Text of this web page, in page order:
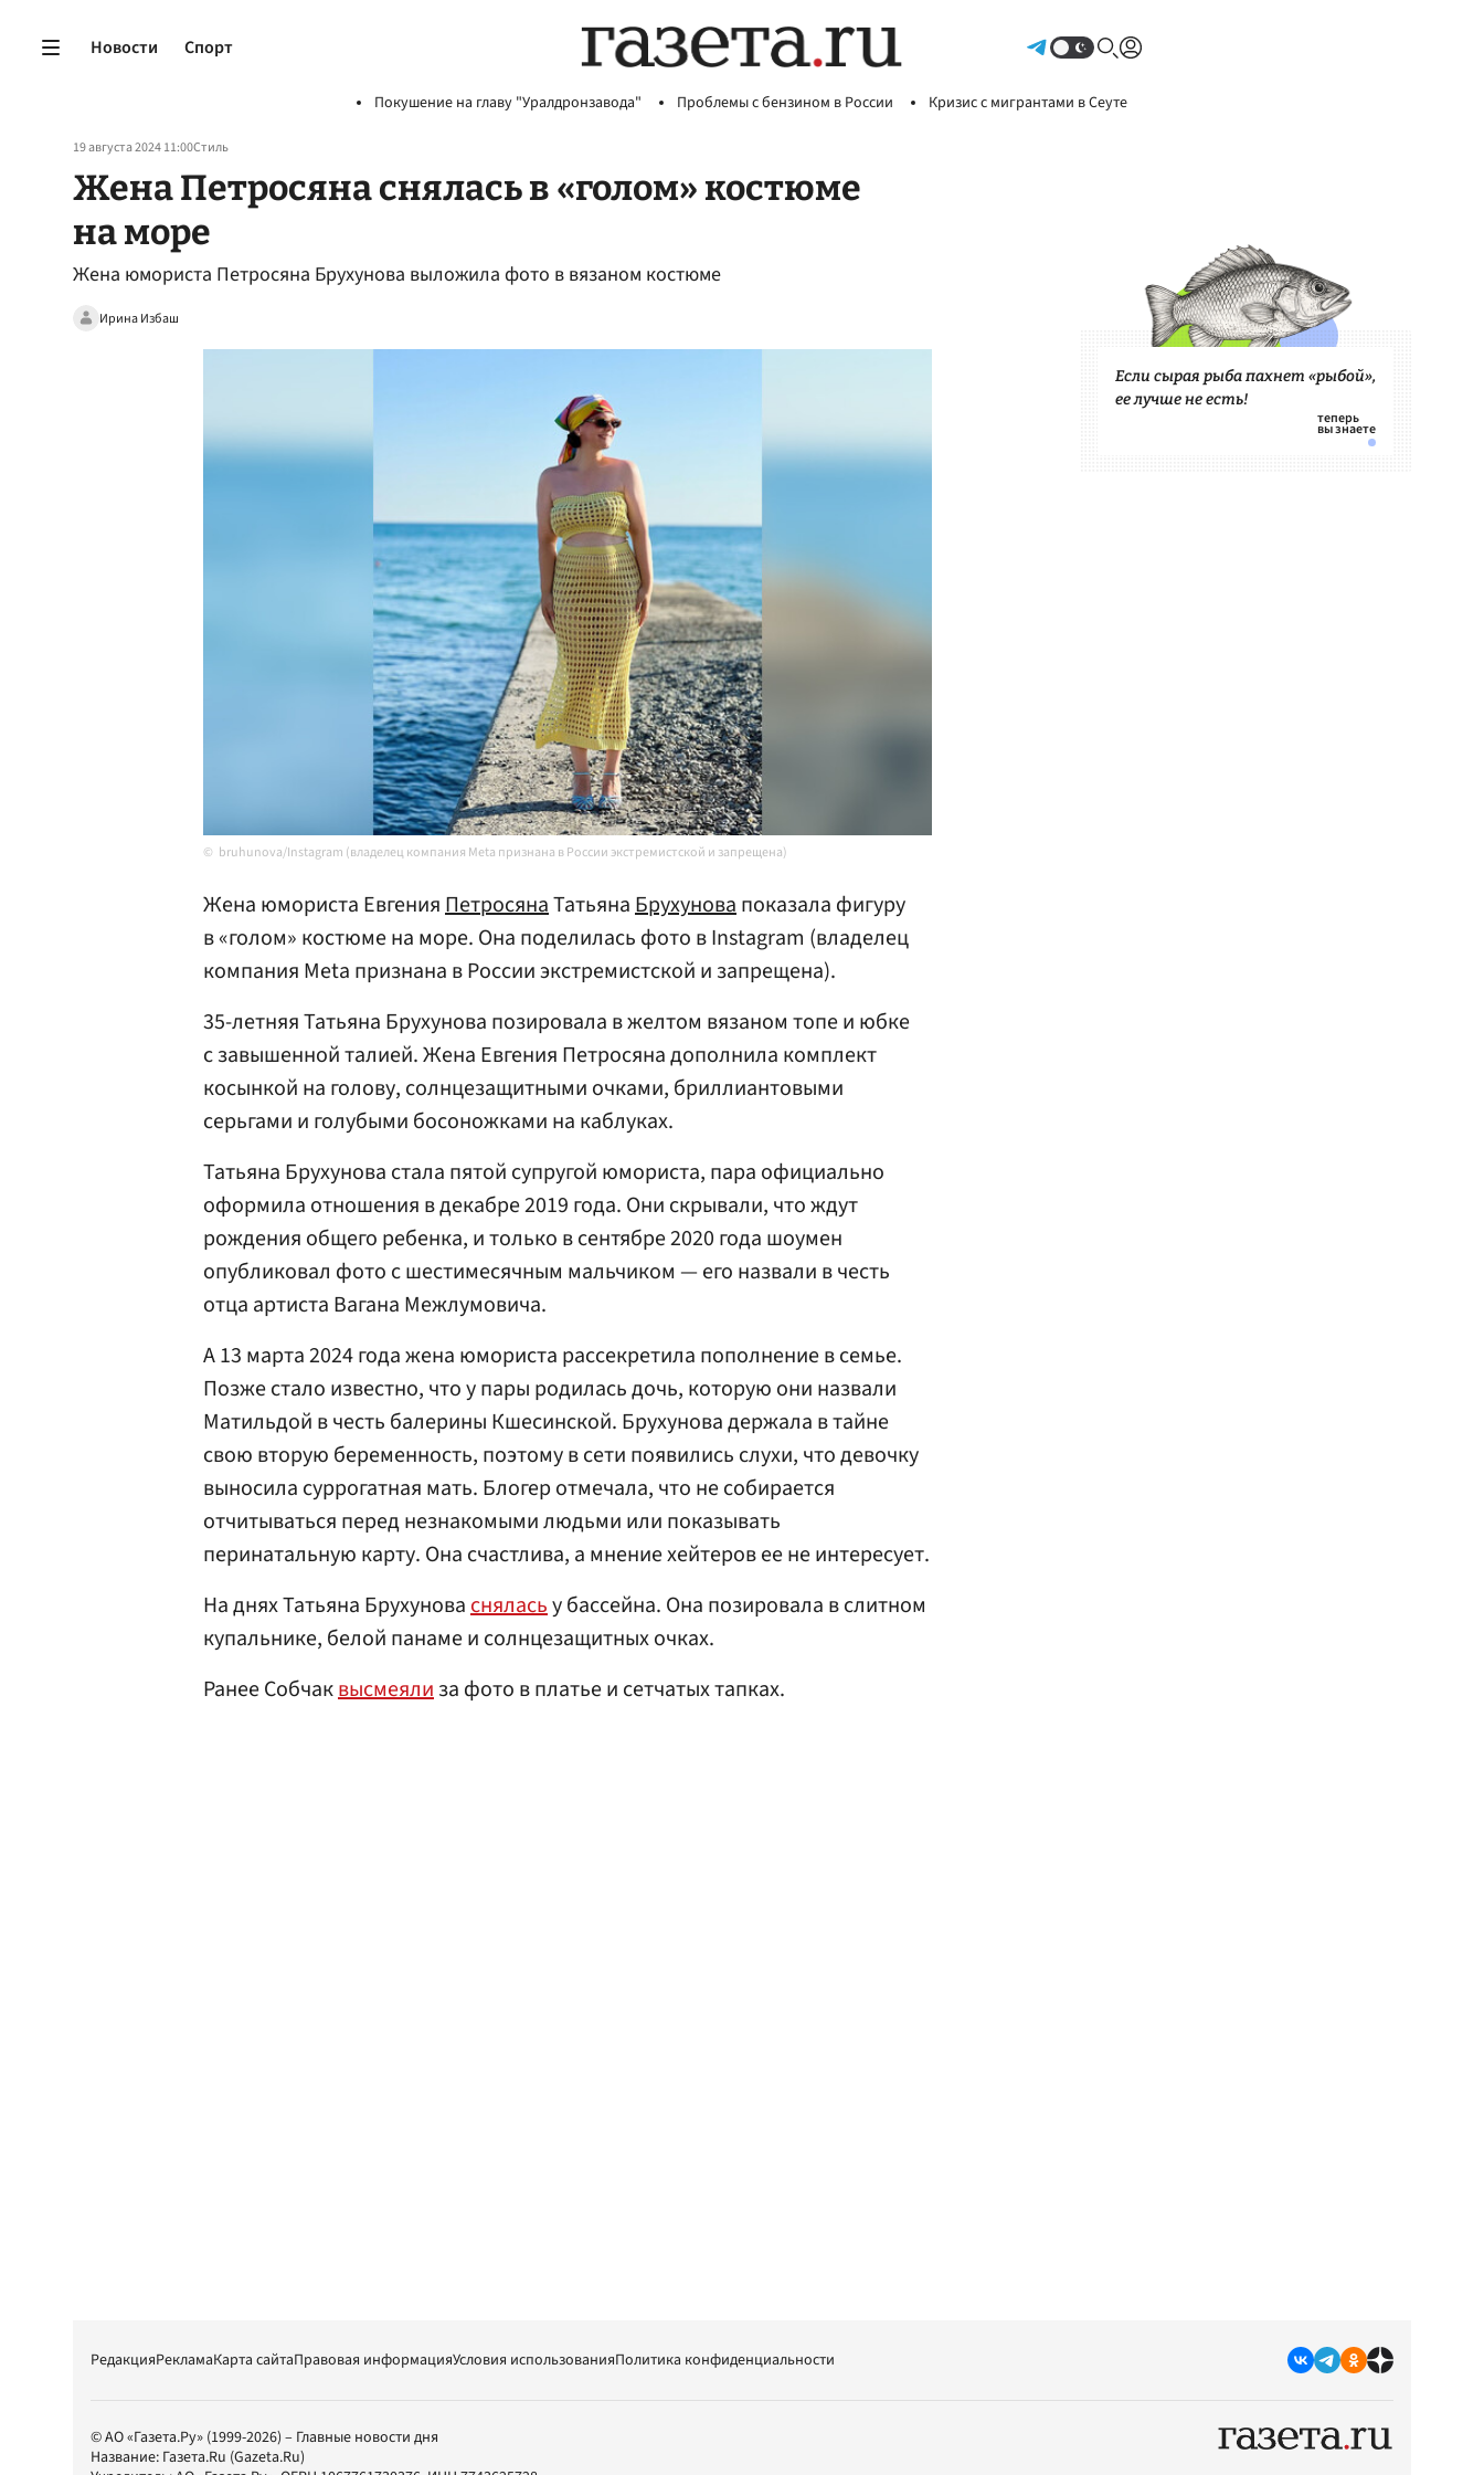
Новости Спорт
Покушение на главу "Уралдронзавода" Проблемы с бензином в России Кризис с мигрантами в Сеуте
19 августа 2024 11:00Стиль
Жена Петросяна снялась в «голом» костюме
на море
Жена юмориста Петросяна Брухунова выложила фото в вязаном костюме
Ирина Избаш
bruhunova/Instagram (владелец компания Meta признана в России экстремистской и запрещена)
Жена юмориста ЕвгенияПетросянаТатьянаБрухуновапоказала фигуру
в «голом» костюме на море. Она поделилась фото в Instagram (владелец
компания Meta признана в России экстремистской и запрещена).
35-летняя Татьяна Брухунова позировала в желтом вязаном топе и юбке
с завышенной талией. Жена Евгения Петросяна дополнила комплект
косынкой на голову, солнцезащитными очками, бриллиантовыми
серьгами и голубыми босоножками на каблуках.
Татьяна Брухунова стала пятой супругой юмориста, пара официально
оформила отношения в декабре 2019 года. Они скрывали, что ждут
рождения общего ребенка, и только в сентябре 2020 года шоумен
опубликовал фото с шестимесячным мальчиком — его назвали в честь
отца артиста Вагана Межлумовича.
А 13 марта 2024 года жена юмориста рассекретила пополнение в семье.
Позже стало известно, что у пары родилась дочь, которую они назвали
Матильдой в честь балерины Кшесинской. Брухунова держала в тайне
свою вторую беременность, поэтому в сети появились слухи, что девочку
выносила суррогатная мать. Блогер отмечала, что не собирается
отчитываться перед незнакомыми людьми или показывать
перинатальную карту. Она счастлива, а мнение хейтеров ее не интересует.
На днях Татьяна Брухуновасняласьу бассейна. Она позировала в слитном
купальнике, белой панаме и солнцезащитных очках.
Ранее Собчаквысмеялиза фото в платье и сетчатых тапках.
Если сырая рыба пахнет «рыбой»,
ее лучше не есть!
РедакцияРекламаКарта сайтаПравовая информацияУсловия использованияПолитика конфиденциальности
© АО «Газета.Ру» (1999-2026) – Главные новости дня
Название: Газета.Ru (Gazeta.Ru)